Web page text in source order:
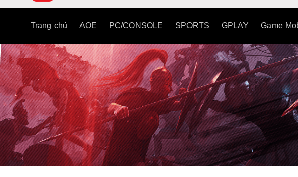
Trang chủ AOE PC/CONSOLE SPORTS GPLAY Game